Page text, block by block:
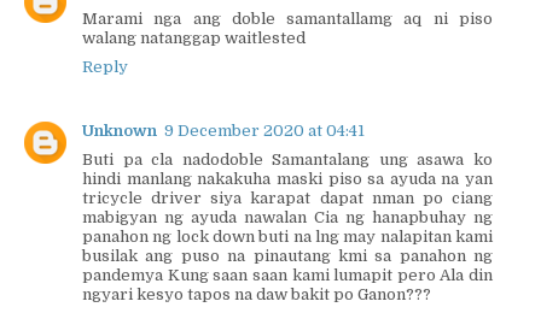
Marami nga ang doble samantallamg aq ni piso
walang natanggap waitlested
Reply
Unknown 9 December 2020 at 04:41
Buti pa cla nadodoble Samantalang ung asawa ko
hindi manlang nakakuha maski piso sa ayuda na yan
tricycle driver siya karapat dapat nman po ciang
mabigyan ng ayuda nawalan Cia ng hanapbuhay ng
panahon ng lock down buti na lng may nalapitan kami
busilak ang puso na pinautang kmi sa panahon ng
pandemya Kung saan saan kami lumapit pero Ala din
ngyari kesyo tapos na daw bakit po Ganon???